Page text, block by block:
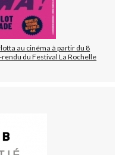
au cinéma à partir du 8
du Festival La Rochelle